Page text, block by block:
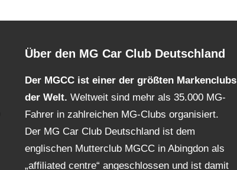
Über den MG Car Club Deutschland
Der MGCC ist einer der größten Markenclubs
der Welt.Weltweit sind mehr als 35.000 MG-
Fahrer in zahlreichen MG-Clubs organisiert.
Der MG Car Club Deutschland ist dem
englischen Mutterclub MGCC in Abingdon als
„affiliated centre“ angeschlossen und ist damit